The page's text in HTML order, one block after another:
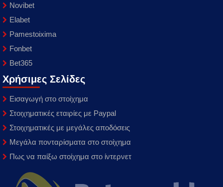
Novibet
Elabet
Pamestoixima
Fonbet
Bet365
Χρήσιμες Σελίδες
Εισαγωγή στο στοίχημα
Στοιχηματικές εταιρίες με Paypal
Στοιχηματικές με μεγάλες αποδόσεις
Μεγάλα πονταρίσματα στο στοίχημα
Πως να παίξω στοίχημα στο ίντερνετ